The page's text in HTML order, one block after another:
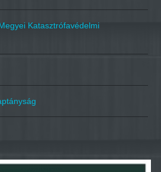
Katasztrófavédelmi